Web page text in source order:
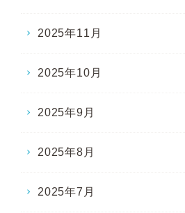
2025年11月
2025年10月
2025年9月
2025年8月
2025年7月